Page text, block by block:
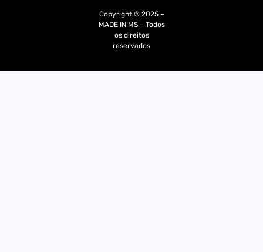
Copyright © 2025 –
MADE IN MS – Todos
os direitos
reservados